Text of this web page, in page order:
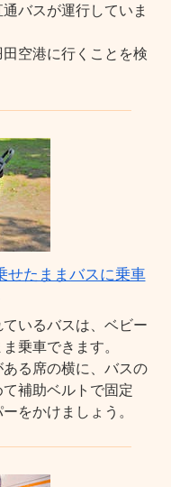
バスが運行していま
空港に行くことを検
せたままバスに乗車
いるバスは、ベビー
乗車できます。
る席の横に、バスの
補助ベルトで固定
をかけましょう。